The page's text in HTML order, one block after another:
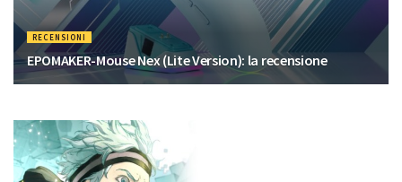
RECENSIONI
EPOMAKER-Mouse Nex (Lite Version): la recensione